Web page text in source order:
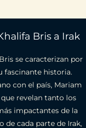
Bris a Irak
se caracterizan por
fascinante historia.
con el país, Mariam
revelan tanto los
impactantes de la
de cada parte de Irak,